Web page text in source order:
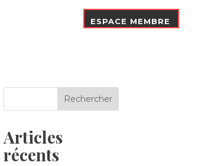
ESPACE MEMBRE
Articles
récents